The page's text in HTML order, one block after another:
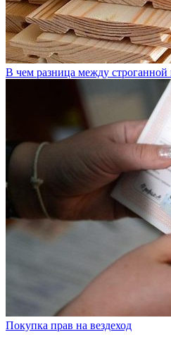
В чем разница между строганной
Покупка прав на вездеход